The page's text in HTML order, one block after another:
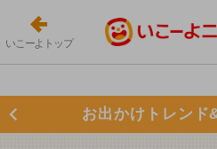
いこーよトップ
お出かけトレンド